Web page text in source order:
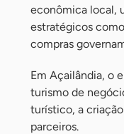
econômica local,
estratégicos
compras
Em Açailândia, o
turismo de
turístico, a
parceiros.